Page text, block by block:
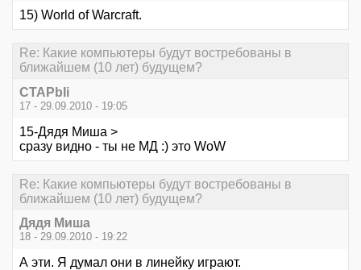
15) World of Warcraft.
Re: Какие компьютеры будут востребованы в
ближайшем (10 лет) будущем?
CTAPbIi
17 - 29.09.2010 - 19:05
15-Дядя Миша >
сразу видно - ты не МД :) это WoW
Re: Какие компьютеры будут востребованы в
ближайшем (10 лет) будущем?
Дядя Миша
18 - 29.09.2010 - 19:22
А эти. Я думал они в линейку играют.